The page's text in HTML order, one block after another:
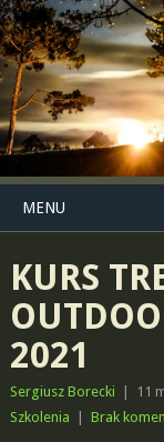
MENU
KURS
2021
Sergiusz Borecki 11
Szkolenia
Brak